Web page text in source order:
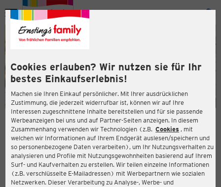
Cookies erlauben? Wir nutzen sie für Ihr
bestes Einkaufserlebnis!
Machen sie Ihren Einkauf persönlicher. Mit Ihrer ausdrücklichen
Zustimmung, die jederzeit widerrufbar ist, können wir auf Ihre
Interessen zugeschnittene Inhalte bereitstellen und für sie passende
Werbeanzeigen bei uns und auf Partner-Seiten anzeigen. In diesem
Zusammenhang verwenden wir Technologien (z.B. Cookies , mit
welchen wir Informationen auf Ihrem Endgerät auslesen/speichern und
so personenbezogene Daten verarbeiten), um Ihr Nutzungsverhalten zu
analysieren und Profile mit Nutzungsgewohnheiten basierend auf Ihrem
Surf- und Kaufverhalten zu erstellen. Wir teilen einzelne Informationen
(z.B. verschlüsselte E-Mailadressen) mit Werbepartnern wie sozialen
Netzwerken. Dieser Verarbeitung zu Analyse-, Werbe- und
Menü
ERNSTING'S FAMILY FILIALE
Wagramer Str. 195 (TOP 3)
1210 Wien
4,4
Bewertung: